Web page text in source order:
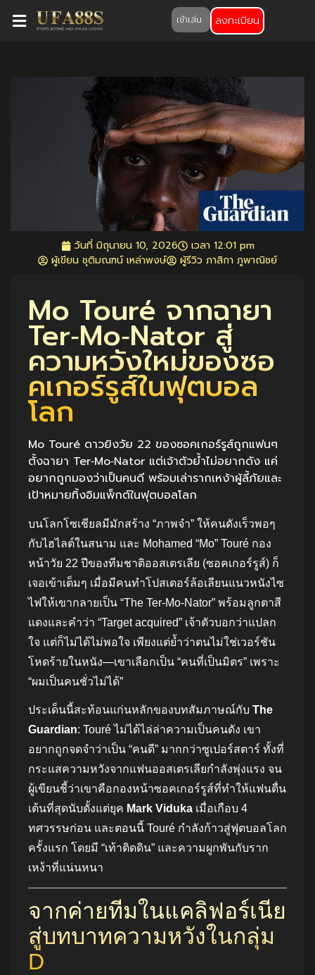
เข้าเล่น ลงทะเบียน
วันที่ มิถุนายน 10, 2026 เวลา 12:01 pm
ผู้เขียน ชุติมณฑน์ เหล่าพงษ์
ผู้รีวิว ภาสิกา ภูพาณิชย์
Mo Touré จากฉายา
Ter‑Mo‑Nator สู่
ความหวังใหม่ของซอ
คเกอร์รูส์ในฟุตบอล
โลก
Mo Touré ดาวยิงวัย 22 ของซอคเกอร์รูส์ถูกแฟนๆ
ตั้งฉายา Ter‑Mo‑Nator แต่เจ้าตัวย้ำไม่อยากดัง แค่
อยากถูกมองว่าเป็นคนดี พร้อมเล่ารากเหง้าผู้ลี้ภัยและ
เป้าหมายทิ้งอิมแพ็กต์ในฟุตบอลโลก
บนโลกโซเชียลมีมักสร้าง “ภาพจำ” ให้คนดังเร็วพอๆ
กับไฮไลต์ในสนาม และ Mohamed “Mo” Touré กอง
หน้าวัย 22 ปีของทีมชาติออสเตรเลีย (ซอคเกอร์รูส์) ก็
เจอเข้าเต็มๆ เมื่อมีคนทำโปสเตอร์ล้อเลียนแนวหนังไซ
ไฟให้เขากลายเป็น “The Ter‑Mo‑Nator” พร้อมลูกตาสี
แดงและคำว่า “Target acquired” เจ้าตัวบอกว่าแปลก
ใจ แต่ก็ไม่ได้ไม่พอใจ เพียงแต่ย้ำว่าตนไม่ใช่เวอร์ชัน
โหดร้ายในหนัง—เขาเลือกเป็น “คนที่เป็นมิตร” เพราะ
“ผมเป็นคนชั่วไม่ได้”
ประเด็นนี้สะท้อนแก่นหลักของบทสัมภาษณ์กับ The
Guardian: Touré ไม่ได้ไล่ล่าความเป็นคนดัง เขา
อยากถูกจดจำว่าเป็น “คนดี” มากกว่าซูเปอร์สตาร์ ทั้งที่
กระแสความหวังจากแฟนออสเตรเลียกำลังพุ่งแรง จน
ผู้เขียนชี้ว่าเขาคือกองหน้าซอคเกอร์รูส์ที่ทำให้แฟนตื่น
เต้นที่สุดนับตั้งแต่ยุค Mark Viduka เมื่อเกือบ 4
ทศวรรษก่อน และตอนนี้ Touré กำลังก้าวสู่ฟุตบอลโลก
ครั้งแรก โดยมี “เท้าติดดิน” และความผูกพันกับราก
เหง้าที่แน่นหนา
จากค่ายทีมในแคลิฟอร์เนีย
สู่บทบาทความหวังในกลุ่ม
D